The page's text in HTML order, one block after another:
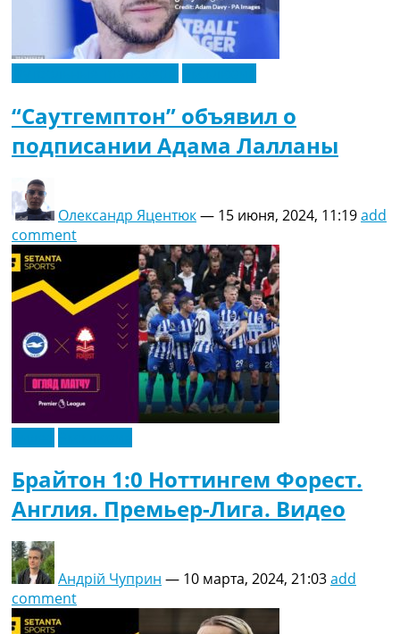
“Саутгемптон” объявил о
подписании Адама Лалланы
Олександр Яцентюк— 15 июня, 2024, 11:19add
comment
Брайтон 1:0 Ноттингем Форест.
Англия. Премьер-Лига. Видео
Андрій Чуприн — 10 марта, 2024, 21:03add
comment